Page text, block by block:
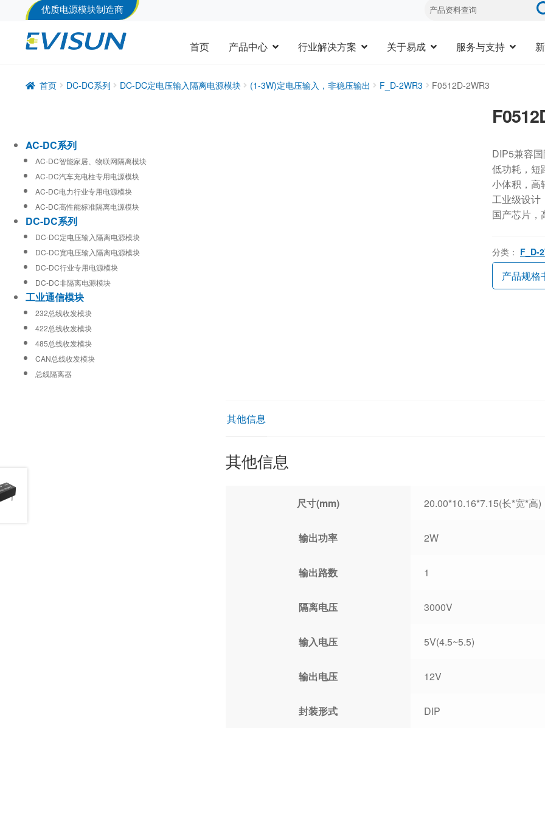
优质电源模块制造商
首页 产品中心 行业解决方案 关于易成 服务与支持
首页 DC-DC系列 DC-DC定电压输入隔离电源模块 (1-3W)定电压输入，非稳压输出 F_D-2WR3 F0512D-2WR3
DIP5兼容
低功耗，短
小体积，高
工业级设计
国产芯片，
分类： F_D-
产品规格
其他信息
其他信息
尺寸(mm) 20.00*10.16*7.15(长*宽*高)
输出功率 2W
输出路数 1
隔离电压 3000V
输入电压 5V(4.5~5.5)
输出电压 12V
封装形式 DIP
AC-DC系列
AC-DC智能家居、物联网隔离模块
AC-DC汽车充电柱专用电源模块
AC-DC电力行业专用电源模块
AC-DC高性能标准隔离电源模块
DC-DC系列
DC-DC定电压输入隔离电源模块
DC-DC宽电压输入隔离电源模块
DC-DC行业专用电源模块
DC-DC非隔离电源模块
工业通信模块
232总线收发模块
422总线收发模块
485总线收发模块
CAN总线收发模块
总线隔离器